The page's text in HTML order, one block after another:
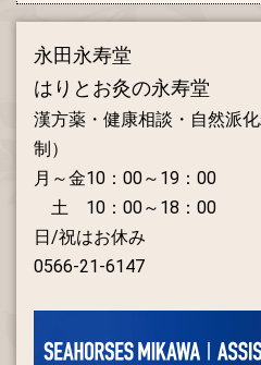
永田永寿堂
はりとお灸の永寿堂
漢方薬・健康相談・自然派
制）
月～金10：00～19：00
土 10：00～18：00
日/祝はお休み
0566-21-6147